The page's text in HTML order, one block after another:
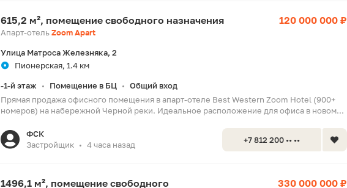
615,2 м², помещение свободного назначения 120 000 000 ₽
Апарт-отельZoom Apart
Улица Матроса Железняка, 2
Пионерская, 1.4 км
-1-й этаж • Помещение в БЦ • Общий вход
Прямая продажа офисного помещения в апарт-отеле Best Western Zoom Hotel (900+
номеров) на набережной Черной реки. Идеальное расположение для офиса в новом...
ФСК
Застройщик • 4 часа назад +7 812 200 •• ••
1496,1 м², помещение свободного
330 000 000 ₽